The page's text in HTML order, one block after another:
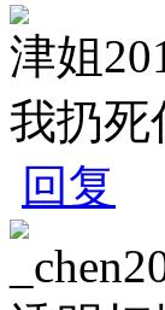
津姐
我扔死
回复
_chen